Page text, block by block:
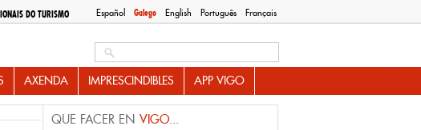
Español Galego English Português Français
DO TURISMO
AXENDA IMPRESCINDIBLES APP VIGO
QUE FACER EN VIGO...